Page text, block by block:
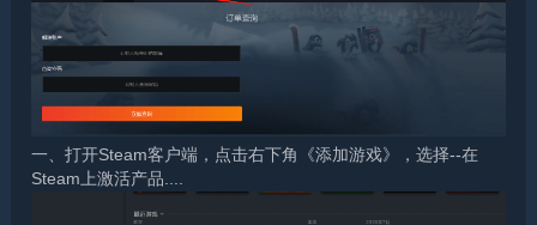
一、打开Steam客户端，点击右下角《添加游戏》，选择--在
Steam上激活产品....